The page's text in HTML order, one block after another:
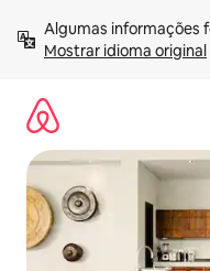
para
Mostrar idioma original